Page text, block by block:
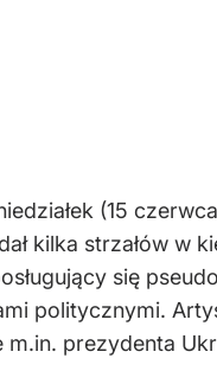
(15
kilka strzałów w
się
politycznymi.
m.in. prezydenta